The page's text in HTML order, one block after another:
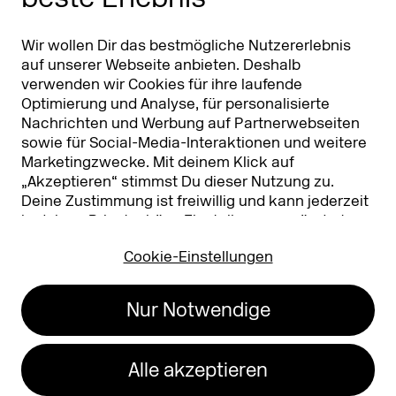
Wir wollen Dir das bestmögliche Nutzererlebnis
auf unserer Webseite anbieten. Deshalb
verwenden wir Cookies für ihre laufende
Optimierung und Analyse, für personalisierte
Nachrichten und Werbung auf Partnerwebseiten
sowie für Social-Media-Interaktionen und weitere
Marketingzwecke. Mit deinem Klick auf
„Akzeptieren“ stimmst Du dieser Nutzung zu.
Deine Zustimmung ist freiwillig und kann jederzeit
in deinen Privatsphäre-Einstellungen
geändert
Nutzung findest Du in unserer
Cookie-Einstellungen
Nur Notwendige
Alle akzeptieren
Partner & Sponsoren DMEXCO Asia
Koelnmesse GmbH
T. +49 221 821 2020
Datenschutz
Erklärung zur
Barrierefreiheit